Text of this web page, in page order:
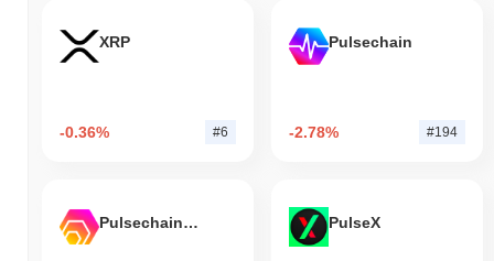
XRP
-0.36% #6
Pulsechain
-2.78% #194
Pulsechain Bridged HEX (Pulsechain) PulseX